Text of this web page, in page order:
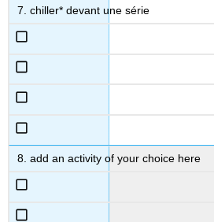
chiller* devant une série
add an activity of your choice here